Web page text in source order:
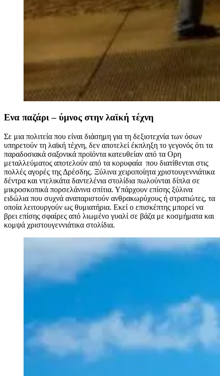
Ενα παζάρι – ύμνος στην λαϊκή τέχνη
Σε μια πολιτεία που είναι διάσημη για τη δεξιοτεχνία των όσων
υπηρετούν τη λαϊκή τέχνη, δεν αποτελεί έκπληξη το γεγονός ότι τα
παραδοσιακά σαξονικά προϊόντα κατευθείαν από τα Ορη
μεταλλεύματος αποτελούν από τα κορυφαία που διατίθενται στις
πολλές αγορές της Δρέσδης. Ξύλινα χειροποίητα χριστουγεννιάτικα
δέντρα και ντελικάτα δαντελένια στολίδια πωλούνται δίπλα σε
μικροσκοπικά πορσελάνινα σπίτια. Υπάρχουν επίσης ξύλινα
ειδώλια που συχνά αναπαριστούν ανθρακωρύχους ή στρατιώτες, τα
οποία λειτουργούν ως θυμιατήρια. Εκεί ο επισκέπτης μπορεί να
βρει επίσης σφαίρες από λιωμένο γυαλί σε βάζα με κοσμήματα και
κομψά χριστουγεννιάτικα στολίδια.